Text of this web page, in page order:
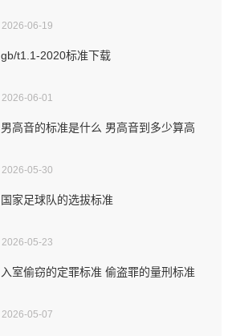
2026-06-19
gb/t1.1-2020标准下载
2026-06-01
男高音的标准是什么 男高音到多少算高
2026-05-30
国家足球队的选拔标准
2026-05-23
入室偷窃的定罪标准 偷盗罪的量刑标准
2026-05-07